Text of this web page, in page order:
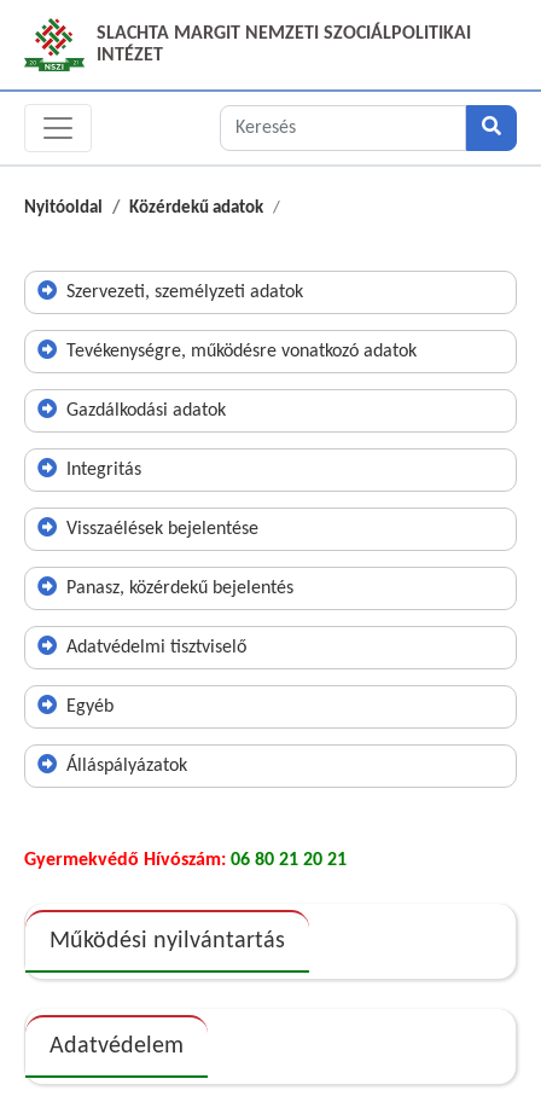
SLACHTA MARGIT NEMZETI SZOCIÁLPOLITIKAI
INTÉZET
Nyitóoldal Közérdekű adatok
Szervezeti, személyzeti adatok
Tevékenységre, működésre vonatkozó adatok
Gazdálkodási adatok
Integritás
Visszaélések bejelentése
Panasz, közérdekű bejelentés
Adatvédelmi tisztviselő
Egyéb
Álláspályázatok
Gyermekvédő Hívószám: 06 80 21 20 21
Működési nyilvántartás
Adatvédelem